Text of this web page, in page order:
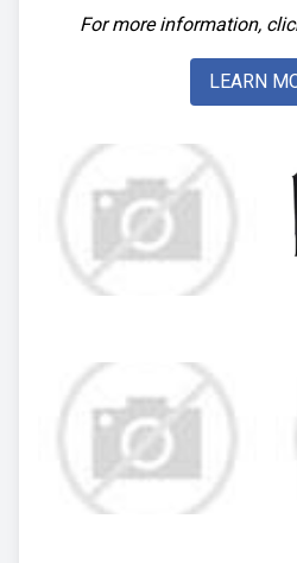
For more information,
LEARN